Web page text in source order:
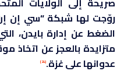
روّجت لها شبكة “سي إن
الضغط عن إدارة بايدن،
متزايدة بالعجز عن
عدوانها على غزة.[24]